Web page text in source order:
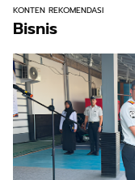
Gen Z
KONTEN REKOMENDASI
Bisnis